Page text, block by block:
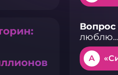
Вопрос
A